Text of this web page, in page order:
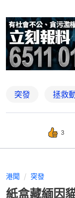
突發 拯救
3
港聞 突發
紙盒藏緬因